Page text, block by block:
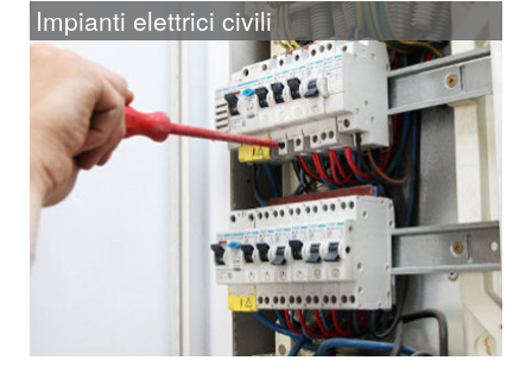
Impianti elettrici civili